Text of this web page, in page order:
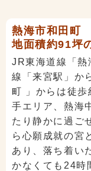
熱海市和田町
地面積約91坪
JR東海道線「熱
線「来宮駅」か
町 」からは徒歩
手エリア、熱海
たり静かに過ご
ら心願成就の宮
あり、落ち着い
かなくても24時